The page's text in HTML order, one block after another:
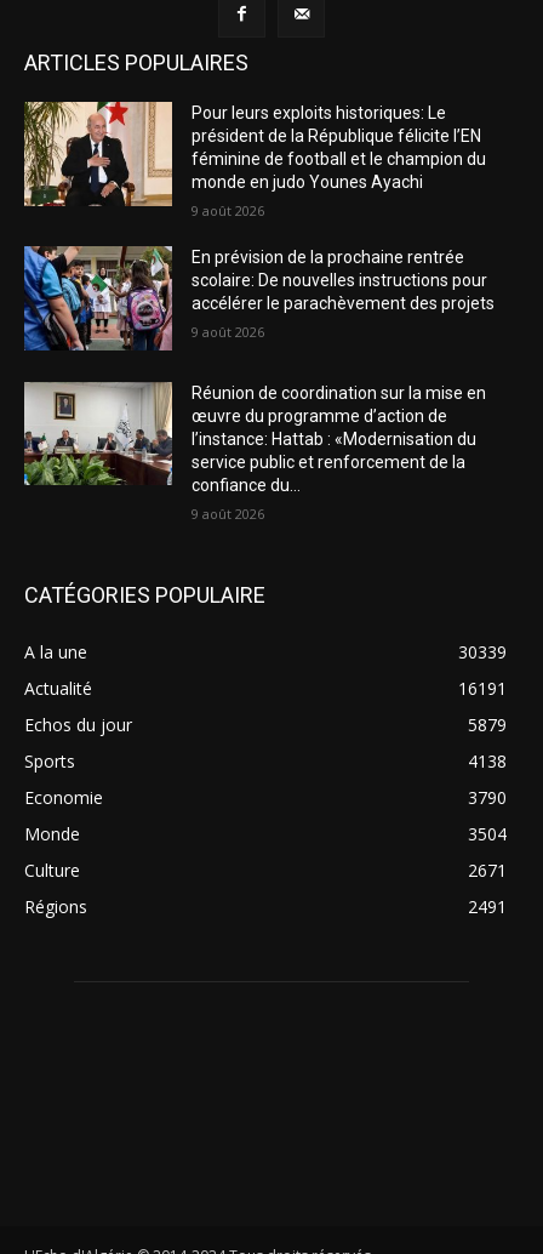
ARTICLES POPULAIRES
Pour leurs exploits historiques: Le
président de la République félicite l’EN
féminine de football et le champion du
monde en judo Younes Ayachi
9 août 2026
En prévision de la prochaine rentrée
scolaire: De nouvelles instructions pour
accélérer le parachèvement des projets
9 août 2026
Réunion de coordination sur la mise en
œuvre du programme d’action de
l’instance: Hattab : «Modernisation du
service public et renforcement de la
confiance du...
9 août 2026
CATÉGORIES POPULAIRE
A la une
30339
Actualité
16191
Echos du jour
5879
Sports
4138
Economie
3790
Monde
3504
Culture
2671
Régions
2491